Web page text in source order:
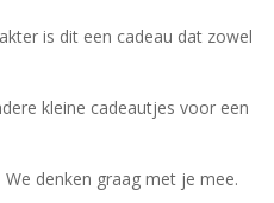
is dit een cadeau dat zowel
kleine cadeautjes voor een
We denken graag met je mee.